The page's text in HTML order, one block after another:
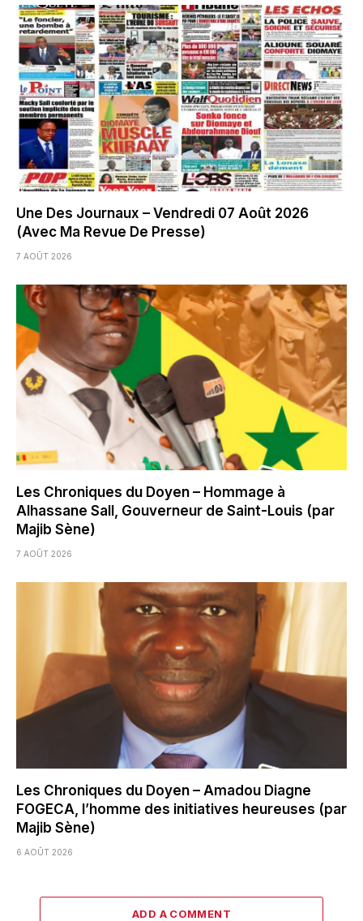
Une Des Journaux – Vendredi 07 Août 2026
(Avec Ma Revue De Presse)
7 AOÛT 2026
Les Chroniques du Doyen – Hommage à
Alhassane Sall, Gouverneur de Saint-Louis (par
Majib Sène)
7 AOÛT 2026
Les Chroniques du Doyen – Amadou Diagne
FOGECA, l’homme des initiatives heureuses (par
Majib Sène)
6 AOÛT 2026
ADD A COMMENT